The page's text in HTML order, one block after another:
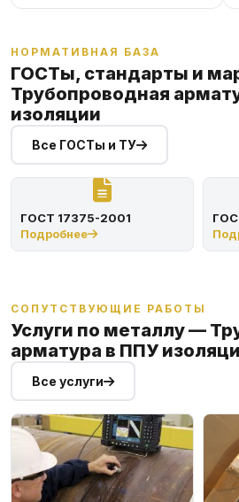
НОРМАТИВНАЯ БАЗА
ГОСТы, стандарты и
Трубопроводная
изоляции
Все ГОСТы и ТУ
ГОСТ 17375-2001
Подробнее
СОПУТСТВУЮЩИЕ РАБОТЫ
Услуги по металлу —
арматура в ППУ
Все услуги